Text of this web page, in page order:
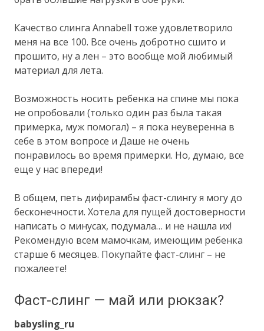
Качество слинга Annabell тоже удовлетворило
меня на все 100. Все очень добротно сшито и
прошито, ну а лен – это вообще мой любимый
материал для лета.
Возможность носить ребенка на спине мы пока
не опробовали (только один раз была такая
примерка, муж помогал) – я пока неуверенна в
себе в этом вопросе и Даше не очень
понравилось во время примерки. Но, думаю, все
еще у нас впереди!
В общем, петь дифирамбы фаст-слингу я могу до
бесконечности. Хотела для пущей достоверности
написать о минусах, подумала… и не нашла их!
Рекомендую всем мамочкам, имеющим ребенка
старше 6 месяцев. Покупайте фаст-слинг – не
пожалеете!
Фаст-слинг — май или рюкзак?
babysling_ru